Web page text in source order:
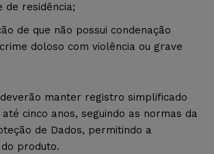
de residência;
de que não possui condenação
doloso com violência ou grave
manter registro simplificado
cinco anos, seguindo as normas da
de Dados, permitindo a
produto.